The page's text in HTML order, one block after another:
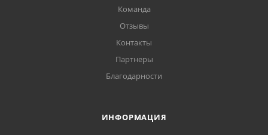
Команда
Отзывы
Контакты
Партнеры
Благодарности
ИНФОРМАЦИЯ